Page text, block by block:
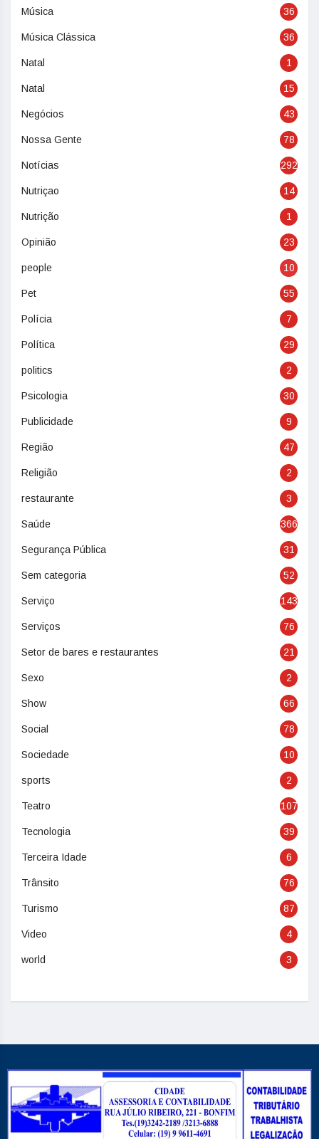
Música 36
Música Clássica 36
Natal 1
Natal 15
Negócios 43
Nossa Gente 78
Notícias 292
Nutriçao 14
Nutrição 1
Opinião 23
people 10
Pet 55
Polícia 7
Política 29
politics 2
Psicologia 30
Publicidade 9
Região 47
Religião 2
restaurante 3
Saúde 366
Segurança Pública 31
Sem categoria 52
Serviço 143
Serviços 76
Setor de bares e restaurantes 21
Sexo 2
Show 66
Social 78
Sociedade 10
sports 2
Teatro 107
Tecnologia 39
Terceira Idade 6
Trânsito 76
Turismo 87
Video 4
world 3